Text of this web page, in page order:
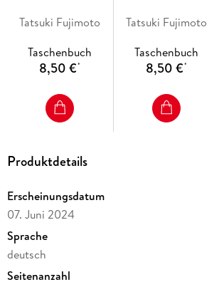
Tatsuki Fujimoto
Taschenbuch
8,50 €*
Tatsuki Fujimoto
Taschenbuch
8,50 €*
Produktdetails
Erscheinungsdatum
07. Juni 2024
Sprache
deutsch
Seitenanzahl